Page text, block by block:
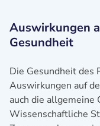
Auswirkungen
Gesundheit
Die Gesundheit des
Auswirkungen auf
auch die allgemeine
Wissenschaftliche